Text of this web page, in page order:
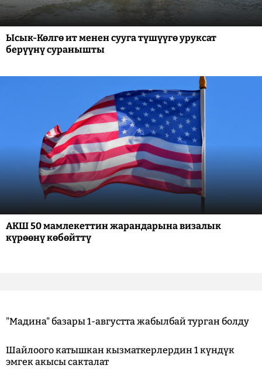
Ысык-Көлгө ит менен сууга түшүүгө уруксат
берүүнү суранышты
АКШ 50 мамлекеттин жарандарына визалык
күрөөнү көбөйттү
"Мадина" базары 1-августта жабылбай турган болду
Шайлоого катышкан кызматкерлердин 1 күндүк
эмгек акысы сакталат